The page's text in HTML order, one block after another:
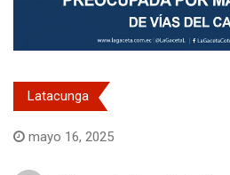
Latacunga
mayo 16, 2025